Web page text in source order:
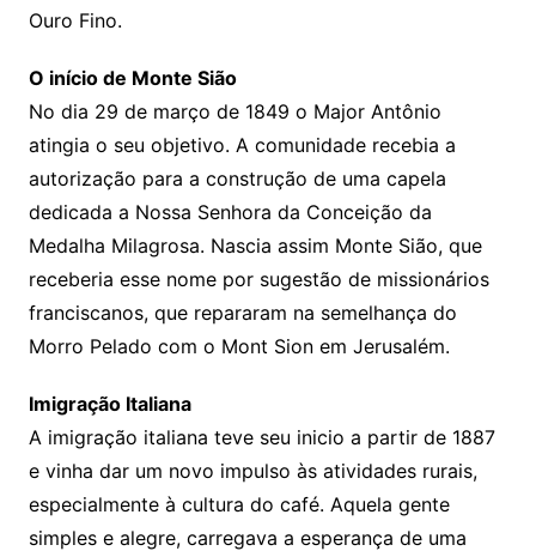
Ouro Fino.
O início de Monte Sião
No dia 29 de março de 1849 o Major Antônio
atingia o seu objetivo. A comunidade recebia a
autorização para a construção de uma capela
dedicada a Nossa Senhora da Conceição da
Medalha Milagrosa. Nascia assim Monte Sião, que
receberia esse nome por sugestão de missionários
franciscanos, que repararam na semelhança do
Morro Pelado com o Mont Sion em Jerusalém.
Imigração Italiana
A imigração italiana teve seu inicio a partir de 1887
e vinha dar um novo impulso às atividades rurais,
especialmente à cultura do café. Aquela gente
simples e alegre, carregava a esperança de uma